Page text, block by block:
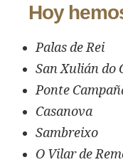
Hoy
Palas de Rei
San Xulián do
Ponte
Casanova
Sambreixo
O Vilar de